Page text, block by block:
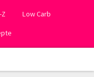
Low Carb